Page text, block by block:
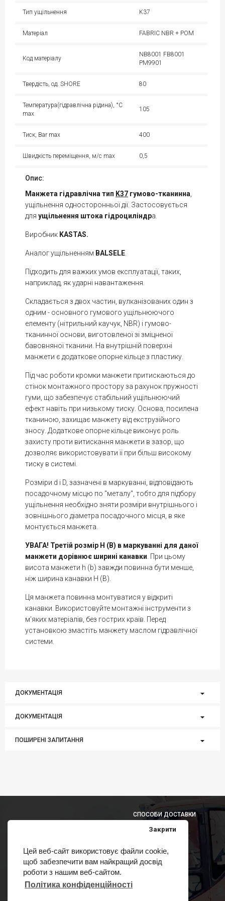
Цей веб-сайт використовує файли cookie,
щоб забезпечити вам найкращий досвід
роботи з нашим веб-сайтом.
Політика конфіденційності
Закрити
Тип ущільнення K37
Матеріал FABRIC NBR + POM
Код матеріалу
NB8001 FB8001
PM9901
Твердість, од. SHORE 80
Температура(гідравлічна рідина), °С
max
105
Тиск, Bar max 400
Швидкість переміщення, м/с max 0,5
Опис:
Манжета гідравлічна тип K37 гумово-тканинна
ущільнення односторонньої дії. Застосовується
для ущільнення штока гідроциліндра.
Виробник KASTAS.
Аналог ущільненням BALSELE
Підходить для важких умов експлуатації, таких,
наприклад, як ударні навантаження.
Складається з двох частин, вулканізованих один з
одним - основного гумового ущільнюючого
елементу (нітрильний каучук, NBR) і гумово-
тканинної основи, виготовленої зі зміцненої
бавовняної тканини. На внутрішній поверхні
манжети є додаткове опорне кільце з пластику.
Під час роботи кромки манжети притискаються до
стінок монтажного простору за рахунок пружності
гуми, що забезпечує стабільний ущільнюючий
ефект навіть при низькому тиску. Основа, посилена
тканиною, захищає манжету від екструзійного
зносу. Додаткове опорне кільце виконує роль
захисту проти витискання манжети в зазор, що
дозволяє використовувати її при більш високому
тиску в системі.
Розміри d і D, зазначені в маркуванні, відповідають
посадочному місцю по "металу", тобто для підбору
ущільнення необхідно зняти розміри внутрішнього і
зовнішнього діаметра посадочного місця, в яке
монтується манжета.
УВАГА! Третій розмір H (B) в маркуванні для даної
манжети дорівнює ширині канавки . При цьому
висота манжети h (b) завжди повинна бути менше,
ніж ширина канавки Н (В).
Ця манжета повинна монтуватися у відкриті
канавки. Використовуйте монтажні інструменти з
м'яких матеріалів, без гострих країв. Перед
установкою змастіть манжету маслом гідравлічної
системи.
ДОКУМЕНТАЦІЯ
ДОКУМЕНТАЦІЯ
ПОШИРЕНІ ЗАПИТАННЯ
СПОСОБИ ДОСТАВКИ
СПОСОБИ ОПЛАТИ